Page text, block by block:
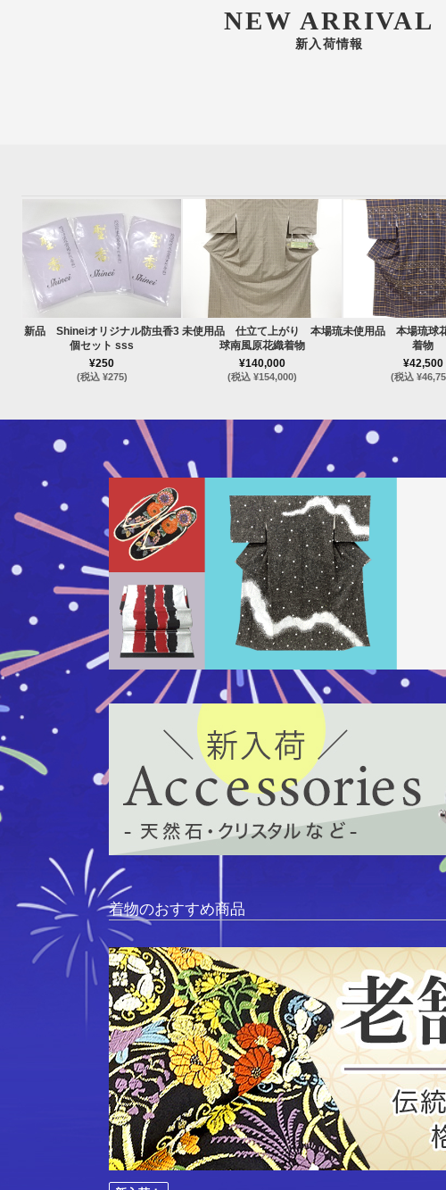
NEW ARRIVAL
新入荷情報
新品 Shineiオリジナル防虫香3
個セット sss
¥250
(税込 ¥275)
未使用品 仕立て上がり 本場琉
球南風原花織着物
¥140,000
(税込 ¥154,000)
未使用品 本場琉球
着物
¥42,500
(税込
着物のおすすめ商品